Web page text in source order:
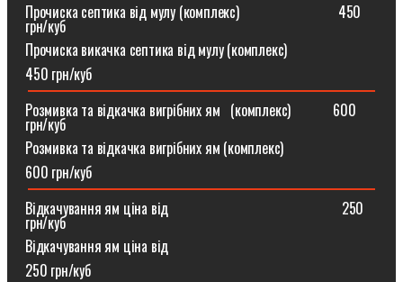
Прочиска септика від мулу (комплекс) ⠀⠀⠀⠀⠀⠀⠀⠀⠀450
грн/куб
Прочиска викачка септика від мулу (комплекс)
450 грн/куб
Розмивка та відкачка вигрібних ям⠀(комплекс)⠀⠀⠀⠀600
грн/куб
Розмивка та відкачка вигрібних ям (комплекс)⠀
600 грн/куб
Відкачування ям ціна від ⠀⠀⠀⠀⠀⠀⠀⠀⠀⠀⠀⠀⠀⠀⠀⠀250
грн/куб
Відкачування ям ціна від
250 грн/куб